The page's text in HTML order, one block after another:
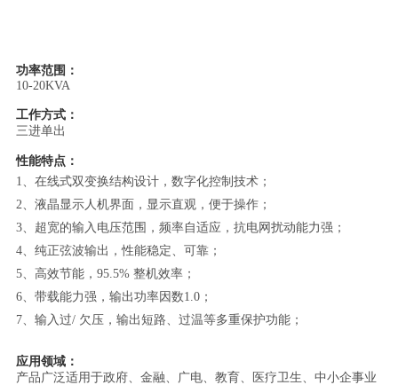
功率范围：
10-20KVA
工作方式：
三进单出
性能特点：
1、在线式双变换结构设计，数字化控制技术；
2、 液晶显示人机界面，显示直观，便于操作；
3、 超宽的输入电压范围，频率自适应，抗电网扰动能力强；
4、 纯正弦波输出，性能稳定、可靠；
5、 高效节能，95.5% 整机效率；
6、 带载能力强，输出功率因数1.0；
7、 输入过/ 欠压，输出短路、过温等多重保护功能；
应用领域：
产品广泛适用于政府、金融、广电、教育、医疗卫生、中小企事业